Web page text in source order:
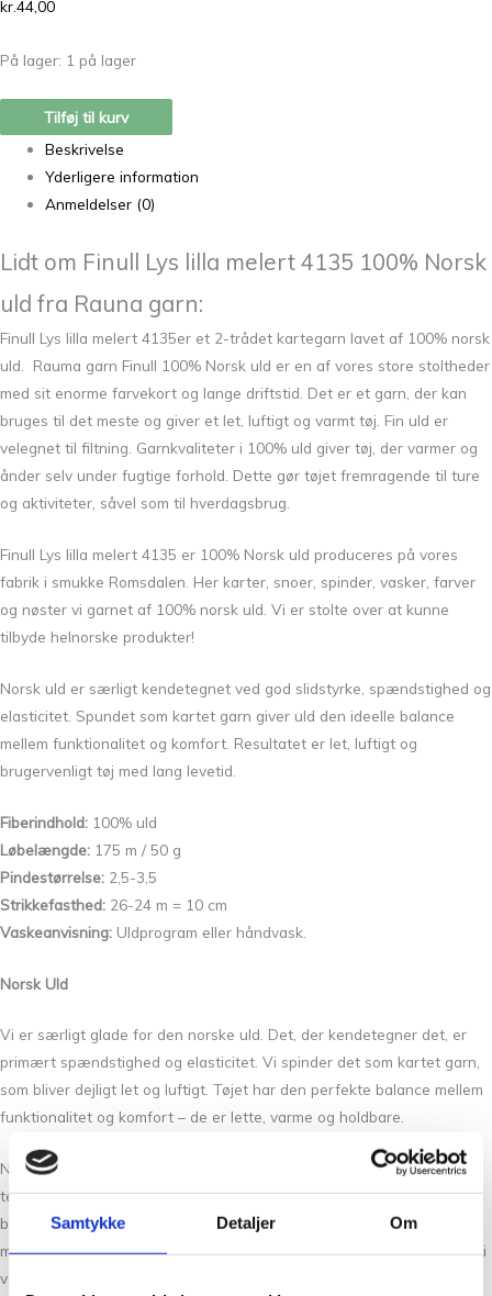
Samtykke Detaljer Om
kr.44,00
På lager: 1 på lager
Tilføj til kurv
Beskrivelse
Yderligere information
Anmeldelser (0)
Lidt om Finull Lys lilla melert 4135 100% Norsk
uld fra Rauna garn:
Finull Lys lilla melert 4135er et 2-trådet kartegarn lavet af 100% norsk
uld. Rauma garn Finull 100% Norsk uld er en af ​​vores store stoltheder
med sit enorme farvekort og lange driftstid. Det er et garn, der kan
bruges til det meste og giver et let, luftigt og varmt tøj. Fin uld er
velegnet til filtning. Garnkvaliteter i 100% uld giver tøj, der varmer og
ånder selv under fugtige forhold. Dette gør tøjet fremragende til ture
og aktiviteter, såvel som til hverdagsbrug.
Finull Lys lilla melert 4135 er 100% Norsk uld produceres på vores
fabrik i smukke Romsdalen. Her karter, snoer, spinder, vasker, farver
og nøster vi garnet af 100% norsk uld. Vi er stolte over at kunne
tilbyde helnorske produkter!
Norsk uld er særligt kendetegnet ved god slidstyrke, spændstighed og
elasticitet. Spundet som kartet garn giver uld den ideelle balance
mellem funktionalitet og komfort. Resultatet er let, luftigt og
brugervenligt tøj med lang levetid.
Fiberindhold: 100% uld
Løbelængde: 175 m / 50 g
Pindestørrelse: 2,5-3,5
Strikkefasthed: 26-24 m = 10 cm
Vaskeanvisning: Uldprogram eller håndvask.
Norsk Uld
Vi er særligt glade for den norske uld. Det, der kendetegner det, er
primært spændstighed og elasticitet. Vi spinder det som kartet garn,
som bliver dejligt let og luftigt. Tøjet har den perfekte balance mellem
funktionalitet og komfort – de er lette, varme og holdbare.
Norsk uld er blandt verdens mest miljøvenlige
tekstilfibre. Produktionen af norsk uld overgår sædvanlig
bæredygtighedstankegang, når det kommer til at minimere
miljøbelastningen gennem hele produktets livscyklus. Ulden vi bruger i
vores produktion er SWANS LABEL.